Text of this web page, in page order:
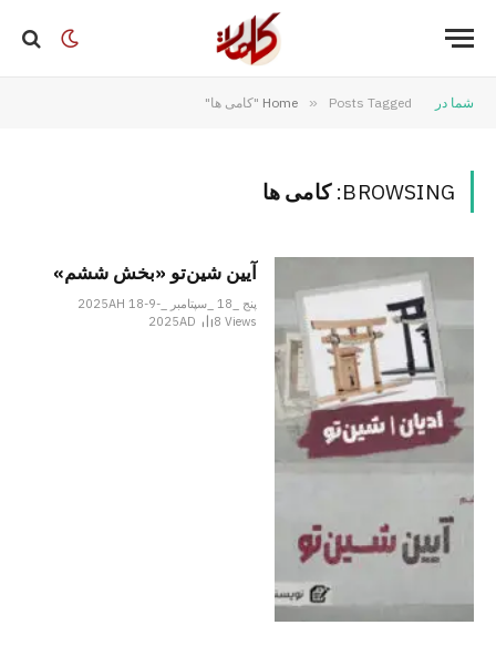
شما در Home » Posts Tagged "کامی ها"
BROWSING: کامی ها
آیین شین‌تو «بخش ششم»
پنج _18 _سپتامبر _2025AH 18-9-
2025AD
8Views